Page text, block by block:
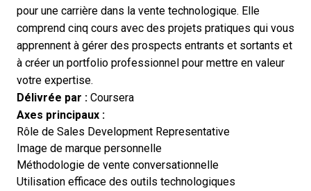
pour une carrière dans la vente technologique. Elle
comprend cinq cours avec des projets pratiques qui vous
apprennent à gérer des prospects entrants et sortants et
à créer un portfolio professionnel pour mettre en valeur
votre expertise.
Délivrée par : Coursera
Axes principaux :
Rôle de Sales Development Representative
Image de marque personnelle
Méthodologie de vente conversationnelle
Utilisation efficace des outils technologiques